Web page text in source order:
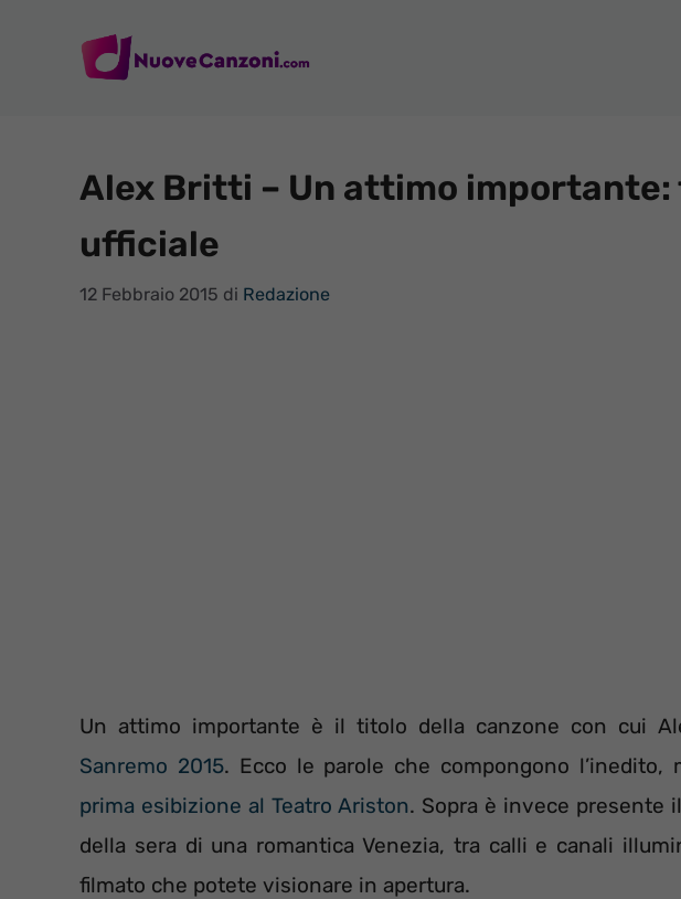
Alex Britti – Un attimo importante:
ufficiale
12 Febbraio 2015 di Redazione
Un attimo importante è il titolo della canzone con cui
Sanremo 2015. Ecco le parole che compongono
prima esibizione al Teatro Ariston. Sopra è invece presente
della sera di una romantica Venezia, tra calli e canali
filmato che potete visionare in apertura.